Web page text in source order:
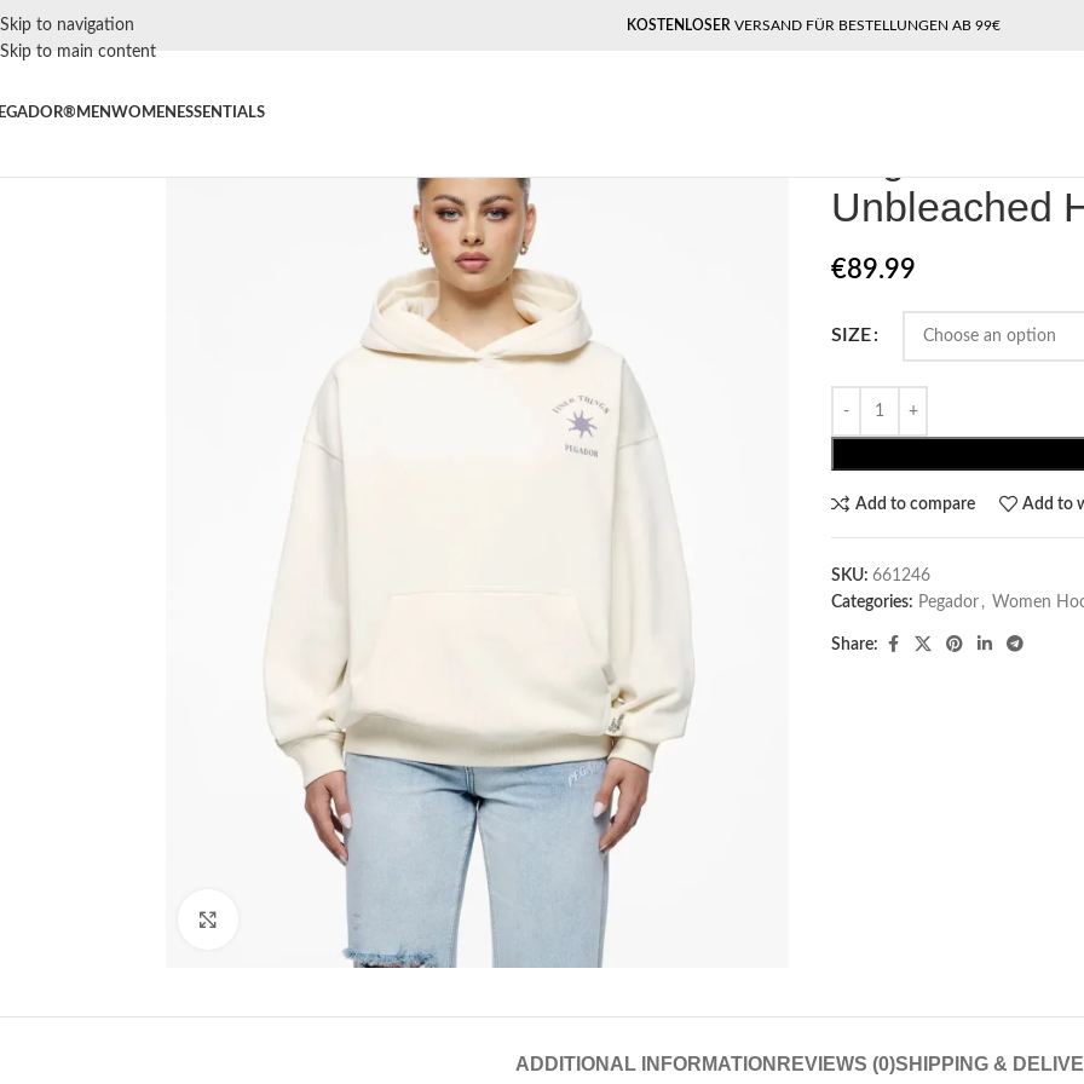
Skip to navigation
Skip to main content
KOSTENLOSER VERSAND FÜR BESTELLUNGEN AB 99€
MENWOMEN ESSENTIALS
Unbleached
€89.99
SIZE
Add to compare Add to
SKU: 661246
Categories: Pegador​ , Women
Share:
ADDITIONAL INFORMATION REVIEWS (0)SHIPPING &